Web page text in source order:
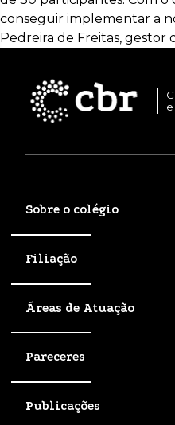
conseguir implementar a
Pedreira de Freitas, gestor
Sobre o colégio
Filiação
Áreas de Atuação
Pareceres
Publicações